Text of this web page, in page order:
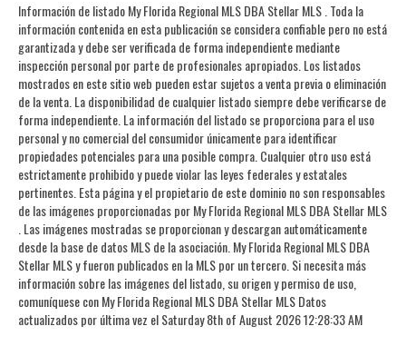
Información de listado My Florida Regional MLS DBA Stellar MLS . Toda la
información contenida en esta publicación se considera confiable pero no está
garantizada y debe ser verificada de forma independiente mediante
inspección personal por parte de profesionales apropiados. Los listados
mostrados en este sitio web pueden estar sujetos a venta previa o eliminación
de la venta. La disponibilidad de cualquier listado siempre debe verificarse de
forma independiente. La información del listado se proporciona para el uso
personal y no comercial del consumidor únicamente para identificar
propiedades potenciales para una posible compra. Cualquier otro uso está
estrictamente prohibido y puede violar las leyes federales y estatales
pertinentes. Esta página y el propietario de este dominio no son responsables
de las imágenes proporcionadas por My Florida Regional MLS DBA Stellar MLS
. Las imágenes mostradas se proporcionan y descargan automáticamente
desde la base de datos MLS de la asociación. My Florida Regional MLS DBA
Stellar MLS y fueron publicados en la MLS por un tercero. Si necesita más
información sobre las imágenes del listado, su origen y permiso de uso,
comuníquese con My Florida Regional MLS DBA Stellar MLS Datos
actualizados por última vez el Saturday 8th of August 2026 12:28:33 AM